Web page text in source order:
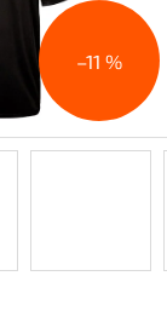
–11 %